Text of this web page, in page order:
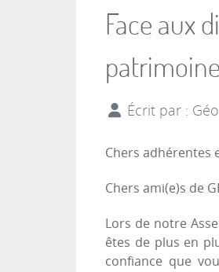
Face aux
Écrit par :
Chers adhérentes
Chers ami(e)s de
Lors de notre
êtes de plus en
confiance que